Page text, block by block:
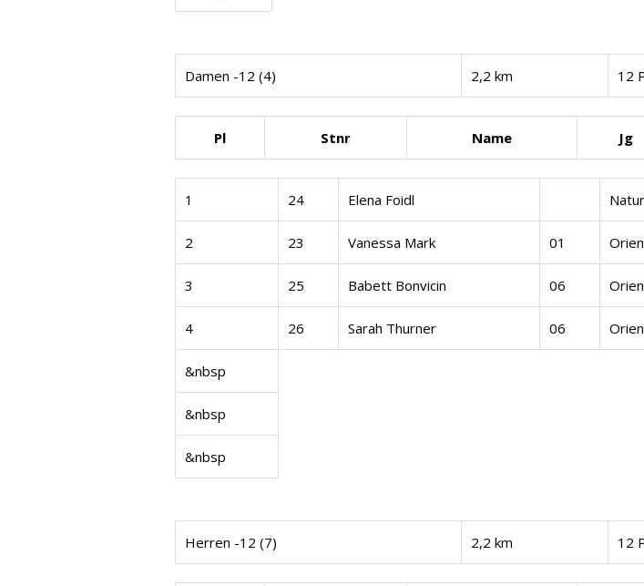
Damen -12 (4) 2,2 km 12
Pl Stnr Name Jg
1 24 Elena Foidl
2 23 Vanessa Mark 01
3 25 Babett Bonvicin 06
4 26 Sarah Thurner 06
&nbsp
&nbsp
&nbsp
Herren -12 (7) 2,2 km 12